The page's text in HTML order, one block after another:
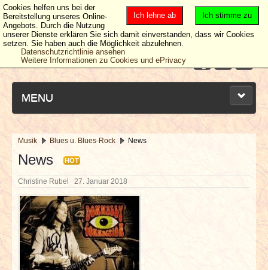
MENU
NEUESTE ARTIKEL
NEWS & DATES
BERICHTE
VERLOSUNGEN
Musik Blues u. Blues-Rock News
News HOT
Christine Rubel 27. Januar 2018
Ich stimme zu
Ich lehne ab
Cookies helfen uns bei der
Bereitstellung unseres Online-
Angebots. Durch die Nutzung
unserer Dienste erklären Sie sich damit einverstanden, dass wir Cookies
setzen. Sie haben auch die Möglichkeit abzulehnen.
Datenschutzrichtlinie ansehen
Weitere Informationen zu Cookies und ePrivacy